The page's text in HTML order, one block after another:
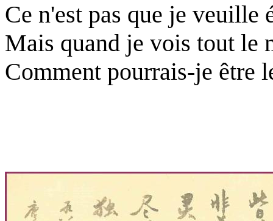
Ce n'est pas que je veuille
Mais quand je vois tout le
Comment pourrais-je être